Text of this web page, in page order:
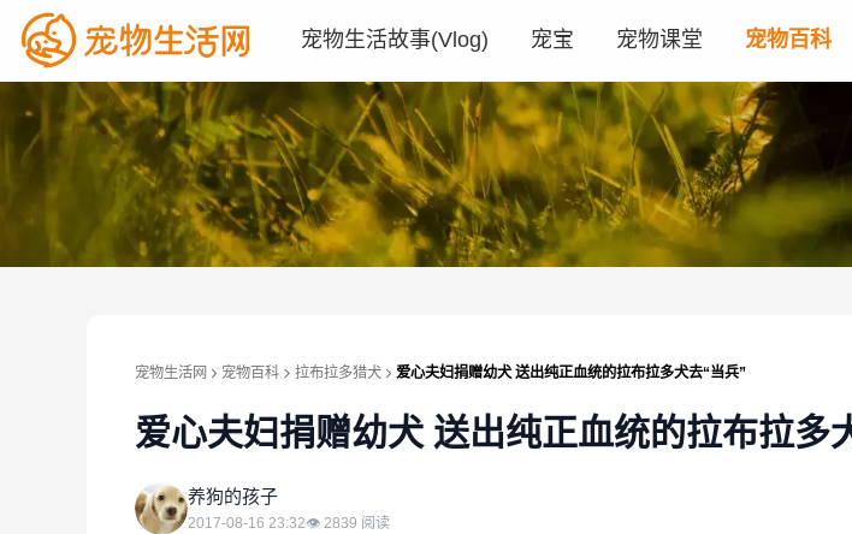
宠物生活故事(Vlog) 宠宝 宠物课堂 宠物百科
宠物生活网 宠物百科 拉布拉多猎犬 爱心夫妇捐赠幼犬 送出纯正血统的拉布拉多犬去“当兵”
爱心夫妇捐赠幼犬 送出纯正血统的拉布拉多
养 养狗的孩子
2017-08-16 23:32👁 2839 阅读